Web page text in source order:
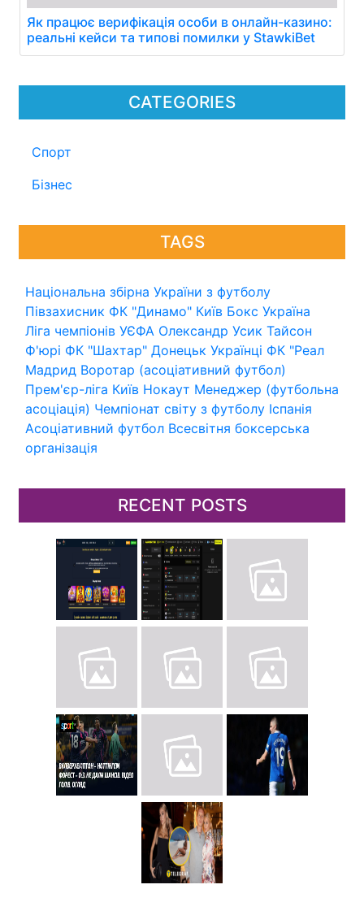
CATEGORIES
Спорт
Бізнес
TAGS
Національна збірна України з футболу
Півзахисник ФК "Динамо" Київ Бокс Україна
Ліга чемпіонів УЄФА Олександр Усик Тайсон
Ф'юрі ФК "Шахтар" Донецьк Українці ФК "Реал
Мадрид Воротар (асоціативний футбол)
Прем'єр-ліга Київ Нокаут Менеджер (футбольна
асоціація) Чемпіонат світу з футболу Іспанія
Асоціативний футбол Всесвітня боксерська
організація
RECENT POSTS
Як працює верифікація особи в онлайн-казино:
реальні кейси та типові помилки у StawkiBet